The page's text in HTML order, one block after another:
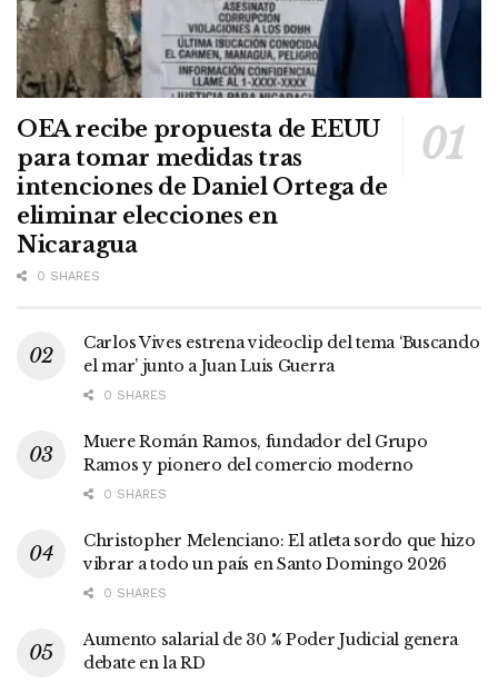
OEA recibe propuesta de EEUU
para tomar medidas tras
intenciones de Daniel Ortega de
eliminar elecciones en
Nicaragua
0 SHARES
Carlos Vives estrena videoclip del tema ‘Buscando
el mar’ junto a Juan Luis Guerra
0 SHARES
Muere Román Ramos, fundador del Grupo
Ramos y pionero del comercio moderno
0 SHARES
Christopher Melenciano: El atleta sordo que hizo
vibrar a todo un país en Santo Domingo 2026
0 SHARES
Aumento salarial de 30 % Poder Judicial genera
debate en la RD